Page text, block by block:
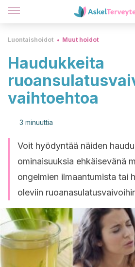
Luontaishoidot Muut hoidot
Haudukkeita
vaihtoehtoa
3 minuuttia
Voit hyödyntää näiden
ominaisuuksia ehkäisevänä
ongelmien ilmaantumista tai
oleviin